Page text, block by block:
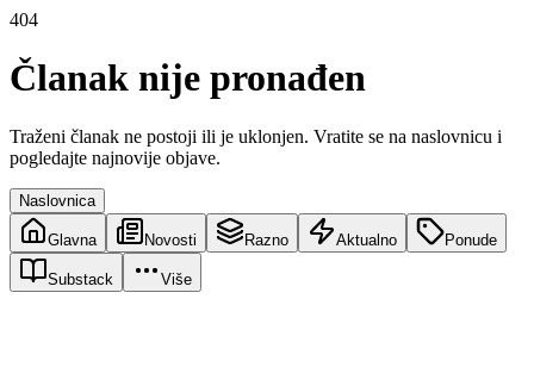
404
Članak nije pronađen
Traženi članak ne postoji ili je uklonjen. Vratite se na naslovnicu i
pogledajte najnovije objave.
Naslovnica
Glavna Novosti Razno Aktualno Ponude
Substack Više